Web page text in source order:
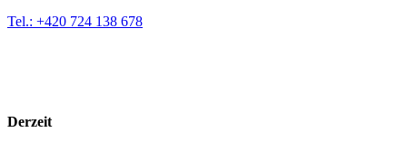
Tel.: +420 724 138 678
Derzeit